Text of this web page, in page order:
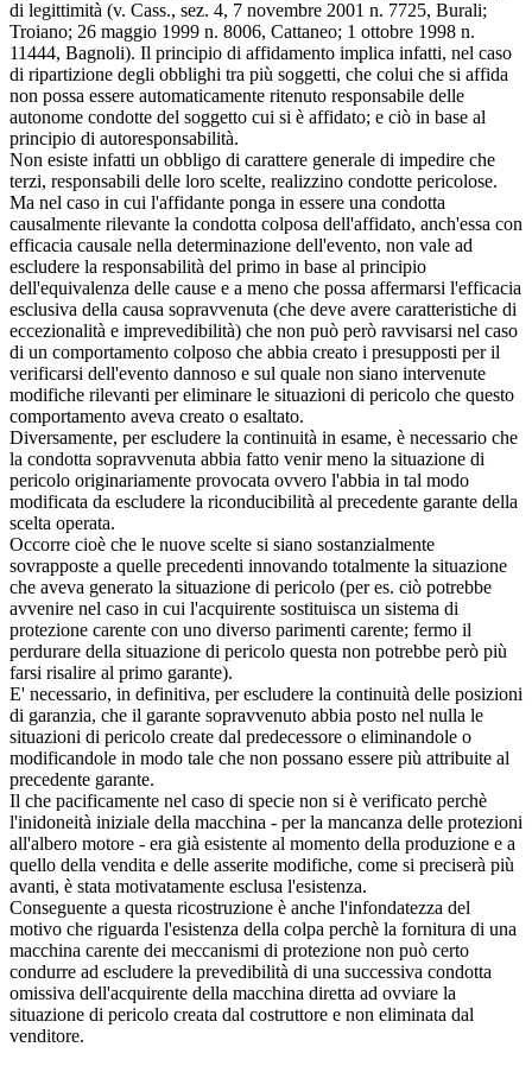
di legittimità (v. Cass., sez. 4, 7 novembre 2001 n. 7725, Burali;
Troiano; 26 maggio 1999 n. 8006, Cattaneo; 1 ottobre 1998 n.
11444, Bagnoli). Il principio di affidamento implica infatti, nel caso
di ripartizione degli obblighi tra più soggetti, che colui che si affida
non possa essere automaticamente ritenuto responsabile delle
autonome condotte del soggetto cui si è affidato; e ciò in base al
principio di autoresponsabilità.
Non esiste infatti un obbligo di carattere generale di impedire che
terzi, responsabili delle loro scelte, realizzino condotte pericolose.
Ma nel caso in cui l'affidante ponga in essere una condotta
causalmente rilevante la condotta colposa dell'affidato, anch'essa con
efficacia causale nella determinazione dell'evento, non vale ad
escludere la responsabilità del primo in base al principio
dell'equivalenza delle cause e a meno che possa affermarsi l'efficacia
esclusiva della causa sopravvenuta (che deve avere caratteristiche di
eccezionalità e imprevedibilità) che non può però ravvisarsi nel caso
di un comportamento colposo che abbia creato i presupposti per il
verificarsi dell'evento dannoso e sul quale non siano intervenute
modifiche rilevanti per eliminare le situazioni di pericolo che questo
comportamento aveva creato o esaltato.
Diversamente, per escludere la continuità in esame, è necessario che
la condotta sopravvenuta abbia fatto venir meno la situazione di
pericolo originariamente provocata ovvero l'abbia in tal modo
modificata da escludere la riconducibilità al precedente garante della
scelta operata.
Occorre cioè che le nuove scelte si siano sostanzialmente
sovrapposte a quelle precedenti innovando totalmente la situazione
che aveva generato la situazione di pericolo (per es. ciò potrebbe
avvenire nel caso in cui l'acquirente sostituisca un sistema di
protezione carente con uno diverso parimenti carente; fermo il
perdurare della situazione di pericolo questa non potrebbe però più
farsi risalire al primo garante).
E' necessario, in definitiva, per escludere la continuità delle posizioni
di garanzia, che il garante sopravvenuto abbia posto nel nulla le
situazioni di pericolo create dal predecessore o eliminandole o
modificandole in modo tale che non possano essere più attribuite al
precedente garante.
Il che pacificamente nel caso di specie non si è verificato perchè
l'inidoneità iniziale della macchina - per la mancanza delle protezioni
all'albero motore - era già esistente al momento della produzione e a
quello della vendita e delle asserite modifiche, come si preciserà più
avanti, è stata motivatamente esclusa l'esistenza.
Conseguente a questa ricostruzione è anche l'infondatezza del
motivo che riguarda l'esistenza della colpa perchè la fornitura di una
macchina carente dei meccanismi di protezione non può certo
condurre ad escludere la prevedibilità di una successiva condotta
omissiva dell'acquirente della macchina diretta ad ovviare la
situazione di pericolo creata dal costruttore e non eliminata dal
venditore.